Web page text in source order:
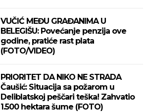
VUČIĆ MEĐU GRAĐANIMA U
BELEGIŠU: Povećanje penzija ove
godine, pratiće rast plata
(FOTO/VIDEO)
PRIORITET DA NIKO NE STRADA
Čaušić: Situacija sa požarom u
Deliblatskoj peščari teška! Zahvatio
1.500 hektara šume (FOTO)